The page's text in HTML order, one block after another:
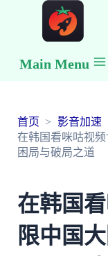
Main Menu
首页
影音加速
在韩国看咪咕视
困局与破局之道
在韩国
限中国